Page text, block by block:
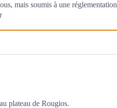
mais soumis à une réglementation
plateau de Rougios.